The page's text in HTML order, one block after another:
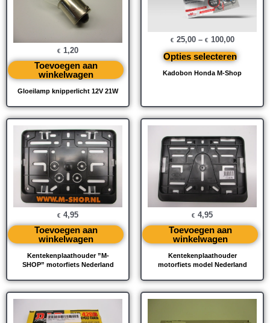
Gloeilamp knipperlicht 12V 21W
€ 1,20
Toevoegen aan
winkelwagen
Kadobon Honda M-Shop
€ 25,00– € 100,00
Opties selecteren
Kentekenplaathouder ”M-
SHOP” motorfiets Nederland
€ 4,95
Toevoegen aan
winkelwagen
Kentekenplaathouder
motorfiets model Nederland
€ 4,95
Toevoegen aan
winkelwagen